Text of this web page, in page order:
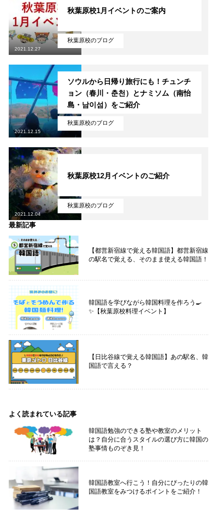
秋葉原校のブログ
秋葉原校1月イベントのご案内
2021.12.27
秋葉原校のブログ
ソウルから日帰り旅行にも！チュンチ
ョン（春川・춘천）とナミソム（南怡
島・남이섬）をご紹介
2021.12.15
秋葉原校のブログ
秋葉原校12月イベントのご紹介
2021.12.04
最新記事
【都営新宿線で覚える韓国語】都営新宿線
の駅名で覚える、そのまま使える韓国語！
韓国語を学びながら韓国料理を作ろう🍳
✨【秋葉原校料理イベント】
【日比谷線で覚える韓国語】あの駅名、韓
国語で言える？
よく読まれている記事
韓国語勉強のできる塾や教室のメリット
は？自分に合うスタイルの選び方に韓国の
塾事情ものぞき見！
韓国語教室へ行こう！自分にぴったりの韓
国語教室をみつけるポイントをご紹介！